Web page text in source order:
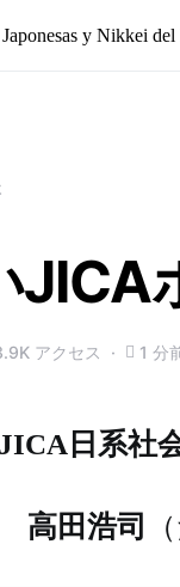
JICA
アクセス 1 分
JICA日系社
高田浩司